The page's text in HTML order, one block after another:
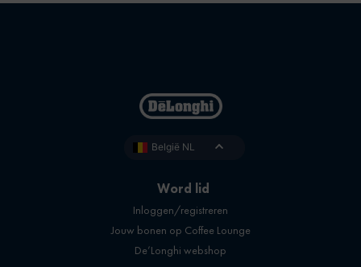
België NL
Word lid
Inloggen/registreren
Jouw bonen op Coffee Lounge
De’Longhi webshop